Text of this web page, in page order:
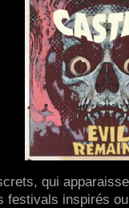
qui
festivals inspirés